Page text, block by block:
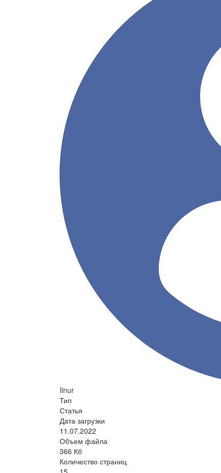
Ilnur
Тип
Статья
Дата загрузки
11.07.2022
Объем файла
366 Кб
Количество страниц